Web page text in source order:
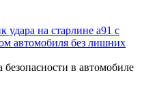
удара на старлине а91 с
автомобиля без лишних
безопасности в автомобиле